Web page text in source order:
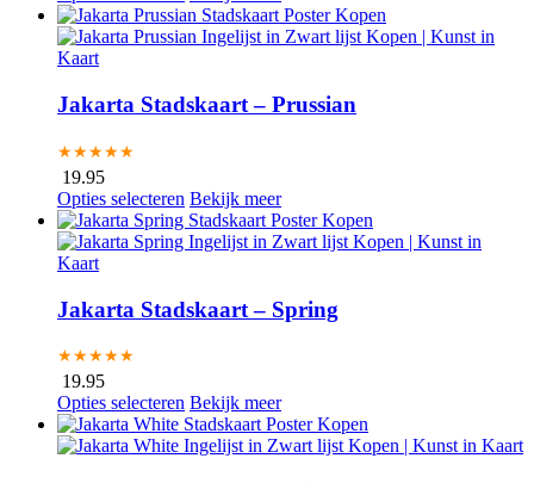
Jakarta Stadskaart – Prussian
★★★★★
19.95
Opties selecteren Bekijk meer
Jakarta Stadskaart – Spring
★★★★★
19.95
Opties selecteren Bekijk meer